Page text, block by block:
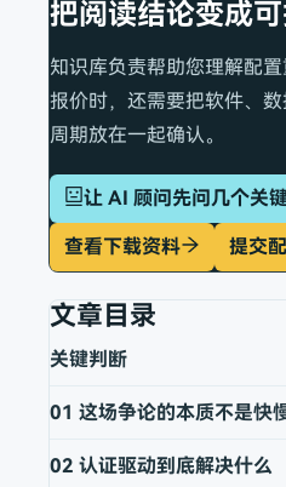
把阅读结论变成
知识库负责帮助您理解配
报价时，还需要把软件、
周期放在一起确认。
让 AI 顾问先问几个关
查看下载资料 提交
文章目录
关键判断
01 这场争论的本质不是快
02 认证驱动到底解决什么